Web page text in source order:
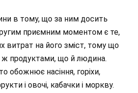
в тому, що за ним досить
приємним моментом є те,
витрат на його зміст, тому що
продуктами, що й людина.
обожнює насіння, горіхи,
і овочі, кабачки і моркву.